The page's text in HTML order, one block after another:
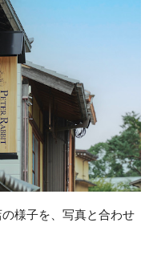
様子を、写真と合わせ